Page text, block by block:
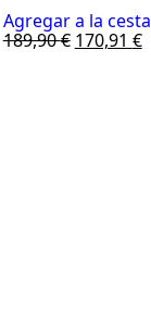
Agregar a la cesta
189,90€ 170,91 €